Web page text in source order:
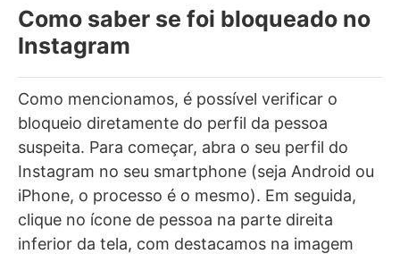
Como saber se foi bloqueado no
Instagram
Como mencionamos, é possível verificar o
bloqueio diretamente do perfil da pessoa
suspeita. Para começar, abra o seu perfil do
Instagram no seu smartphone (seja Android ou
iPhone, o processo é o mesmo). Em seguida,
clique no ícone de pessoa na parte direita
inferior da tela, com destacamos na imagem